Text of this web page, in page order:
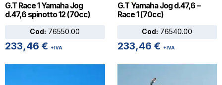
G.T Race 1 Yamaha Jog
d.47,6 spinotto 12 (70cc)
Cod: 76550.00
233,46 € +IVA
G.T Yamaha Jog d.47,6 –
Race 1 (70cc)
Cod: 76540.00
233,46 € +IVA